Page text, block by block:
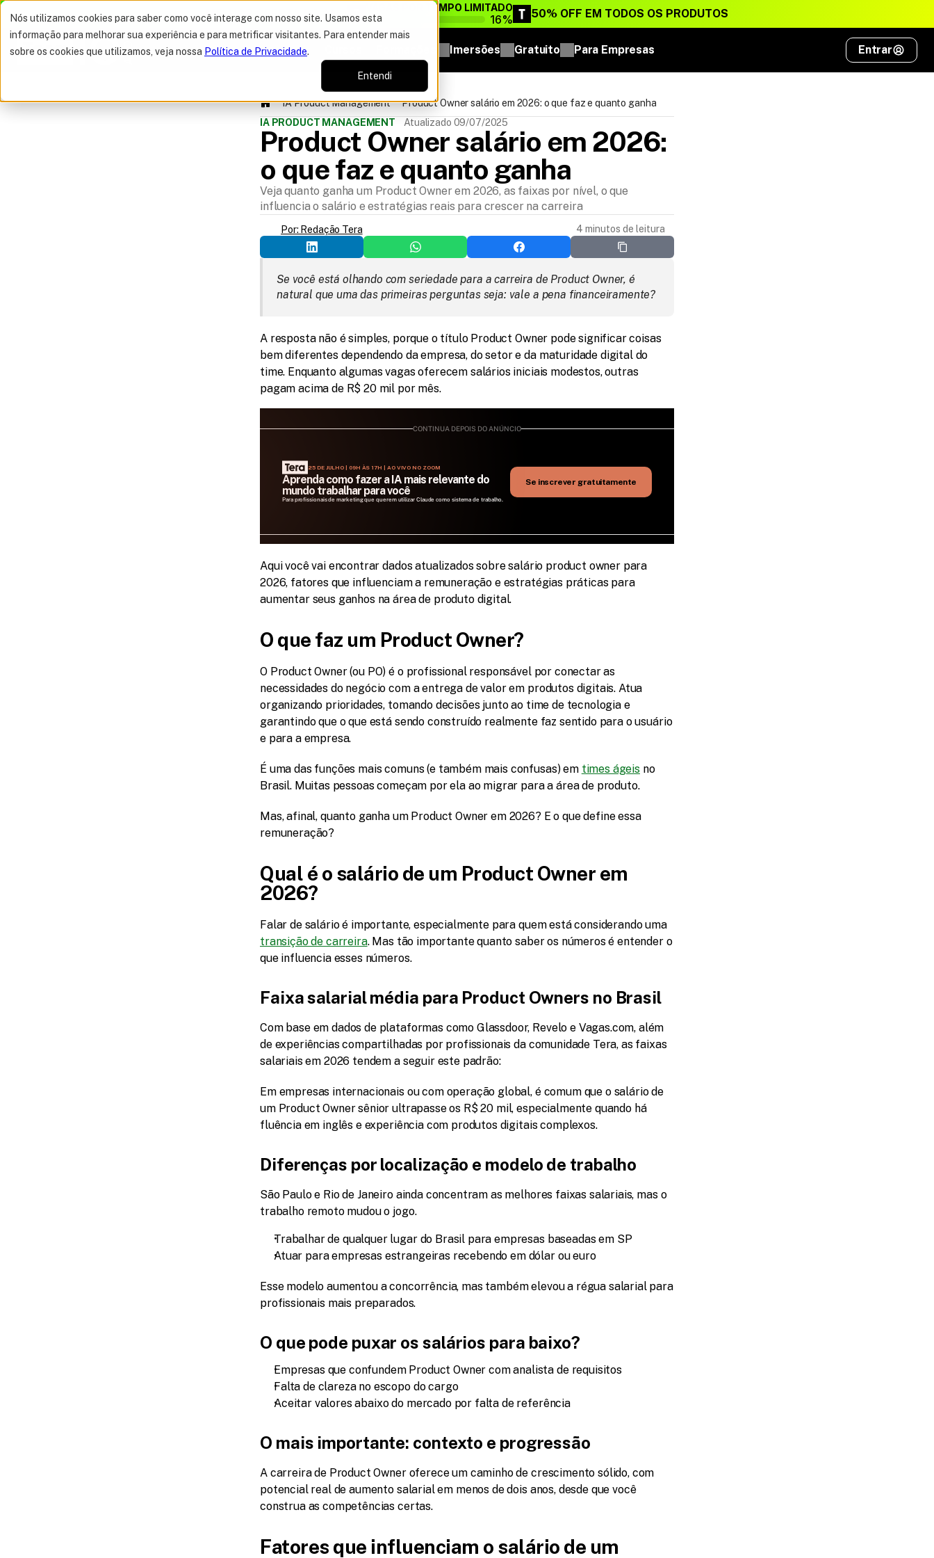
Nós utilizamos cookies para saber como você interage com nosso site. Usamos esta
informação para melhorar sua experiência e para metrificar visitantes. Para entender mais
sobre os cookies que utilizamos, veja nossa Política de Privacidade.
Entendi
Imersões Gratuito Para Empresas Entrar
MELHOR OFERTA DO ANO VAGAS POR TEMPO LIMITADO
16% 50% OFF EM TODOS OS PRODUTOS
IA Product Management
Product Owner salário em 2026: o que faz e quanto ganha
IA PRODUCT MANAGEMENT
Atualizado 09/07/2025
Product Owner salário em 2026:
o que faz e quanto ganha
Veja quanto ganha um Product Owner em 2026, as faixas por nível, o que
influencia o salário e estratégias reais para crescer na carreira
Por: Redação Tera 4 minutos de leitura
Se você está olhando com seriedade para a carreira de Product Owner, é
natural que uma das primeiras perguntas seja: vale a pena financeiramente?
A resposta não é simples, porque o título Product Owner pode significar coisas
bem diferentes dependendo da empresa, do setor e da maturidade digital do
time. Enquanto algumas vagas oferecem salários iniciais modestos, outras
pagam acima de R$ 20 mil por mês.
CONTINUA DEPOIS DO ANÚNCIO
25 DE JULHO | 09H ÀS 17H | AO VIVO NO ZOOM
Aprenda como fazer a IA mais relevante do
mundo trabalhar para você
Para profissionais de marketing que querem utilizar Claude como sistema de trabalho.
Se inscrever gratuitamente
Aqui você vai encontrar dados atualizados sobre salário product owner para
2026, fatores que influenciam a remuneração e estratégias práticas para
aumentar seus ganhos na área de produto digital.
O que faz um Product Owner?
O Product Owner (ou PO) é o profissional responsável por conectar as
necessidades do negócio com a entrega de valor em produtos digitais. Atua
organizando prioridades, tomando decisões junto ao time de tecnologia e
garantindo que o que está sendo construído realmente faz sentido para o usuário
e para a empresa.
É uma das funções mais comuns (e também mais confusas) em times ágeis no
Brasil. Muitas pessoas começam por ela ao migrar para a área de produto.
Mas, afinal, quanto ganha um Product Owner em 2026? E o que define essa
remuneração?
Qual é o salário de um Product Owner em
2026?
Falar de salário é importante, especialmente para quem está considerando uma
transição de carreira. Mas tão importante quanto saber os números é entender o
que influencia esses números.
Faixa salarial média para Product Owners no Brasil
Com base em dados de plataformas como Glassdoor, Revelo e Vagas.com, além
de experiências compartilhadas por profissionais da comunidade Tera, as faixas
salariais em 2026 tendem a seguir este padrão:
Em empresas internacionais ou com operação global, é comum que o salário de
um Product Owner sênior ultrapasse os R$ 20 mil, especialmente quando há
fluência em inglês e experiência com produtos digitais complexos.
Diferenças por localização e modelo de trabalho
São Paulo e Rio de Janeiro ainda concentram as melhores faixas salariais, mas o
trabalho remoto mudou o jogo.
Trabalhar de qualquer lugar do Brasil para empresas baseadas em SP
Atuar para empresas estrangeiras recebendo em dólar ou euro
Esse modelo aumentou a concorrência, mas também elevou a régua salarial para
profissionais mais preparados.
O que pode puxar os salários para baixo?
Empresas que confundem Product Owner com analista de requisitos
Falta de clareza no escopo do cargo
Aceitar valores abaixo do mercado por falta de referência
O mais importante: contexto e progressão
A carreira de Product Owner oferece um caminho de crescimento sólido, com
potencial real de aumento salarial em menos de dois anos, desde que você
construa as competências certas.
Fatores que influenciam o salário de um